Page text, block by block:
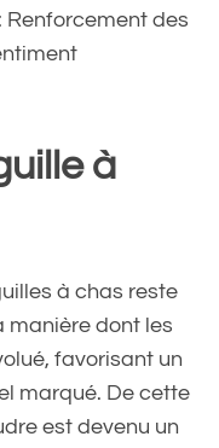
Renforcement des
à
à chas reste
manière dont les
favorisant un
marqué. De cette
est devenu un